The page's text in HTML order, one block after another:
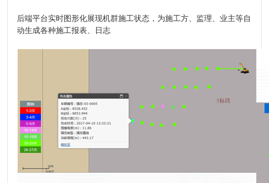
后端平台实时图形化展现机群施工状态，为施工方、监理、业主等自
动生成各种施工报表、日志